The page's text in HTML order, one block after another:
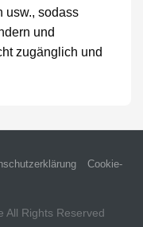
usw., sodass
und
zugänglich und
Cookie-
All Rights Reserved